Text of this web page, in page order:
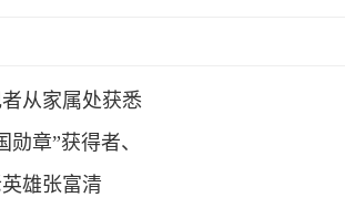
从家属处获悉
勋章”获得者、
雄张富清